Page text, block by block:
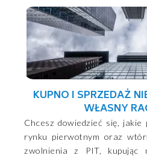
KUPNO I SPRZEDAŻ
WŁASNY
Chcesz dowiedzieć się, jakie
rynku pierwotnym oraz
zwolnienia z PIT, kupując